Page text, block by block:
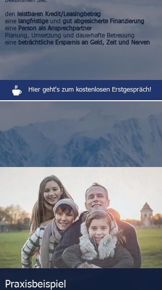
den
leistbaren Kredit/Leasingbetrag
eine langfristigeund gut abgesicherte Finanzierung
eine Person als Ansprechpartner
Planung, Umsetzung und dauerhafte Betreuung
eine beträchtliche Ersparnis an Geld, Zeit und Nerven
Hier geht's zum kostenlosen Erstgespräch!
Praxisbeispiel